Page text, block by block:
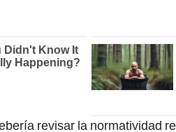
revisar la normatividad